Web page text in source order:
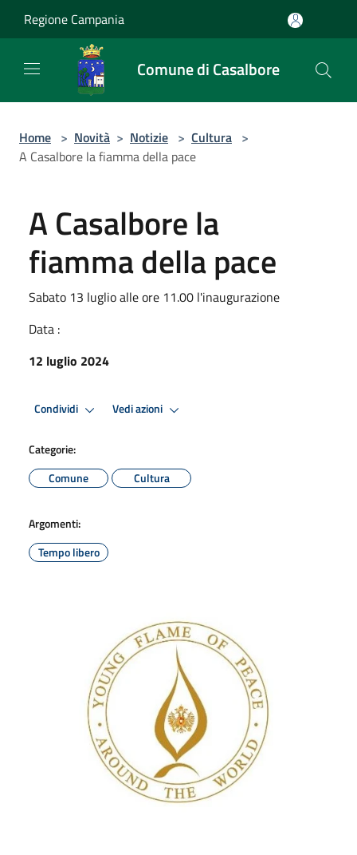
Regione Campania
Comune di Casalbore
Home > Novità > Notizie > Cultura >
A Casalbore la fiamma della pace
A Casalbore la
fiamma della pace
Sabato 13 luglio alle ore 11.00 l'inaugurazione
Data :
12 luglio 2024
Condividi Vedi azioni
Categorie:
Comune
Cultura
Argomenti:
Tempo libero